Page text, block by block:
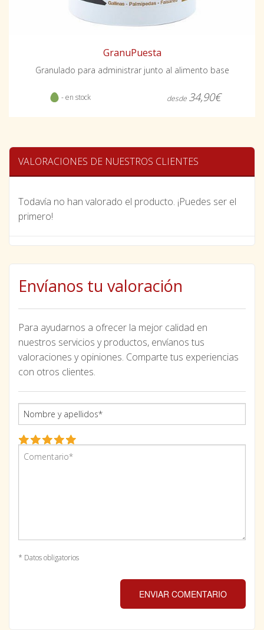
GranuPuesta
Granulado para administrar junto al alimento base
- en stock desde 34,90€
VALORACIONES DE NUESTROS CLIENTES
Todavía no han valorado el producto. ¡Puedes ser el
primero!
Envíanos tu valoración
Para ayudarnos a ofrecer la mejor calidad en
nuestros servicios y productos, envíanos tus
valoraciones y opiniones. Comparte tus experiencias
con otros clientes.
* Datos obligatorios
ENVIAR COMENTARIO